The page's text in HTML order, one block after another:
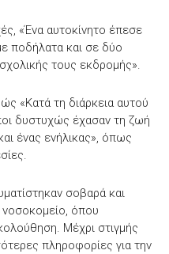
«Ένα αυτοκίνητο έπεσε
ποδήλατα και σε δύο
τους εκδρομής».
«Κατά τη διάρκεια αυτού
δυστυχώς έχασαν τη ζωή
ένας ενήλικας», όπως
σοβαρά και
όπου
Μέχρι στιγμής
πληροφορίες για την